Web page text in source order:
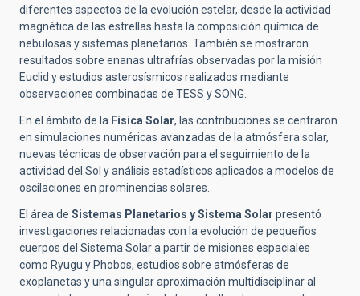
diferentes aspectos de la evolución estelar, desde la actividad
magnética de las estrellas hasta la composición química de
nebulosas y sistemas planetarios. También se mostraron
resultados sobre enanas ultrafrías observadas por la misión
Euclid y estudios asterosísmicos realizados mediante
observaciones combinadas de TESS y SONG.
En el ámbito de la Física Solar, las contribuciones se centraron
en simulaciones numéricas avanzadas de la atmósfera solar,
nuevas técnicas de observación para el seguimiento de la
actividad del Sol y análisis estadísticos aplicados a modelos de
oscilaciones en prominencias solares.
El área de Sistemas Planetarios y Sistema Solar presentó
investigaciones relacionadas con la evolución de pequeños
cuerpos del Sistema Solar a partir de misiones espaciales
como Ryugu y Phobos, estudios sobre atmósferas de
exoplanetas y una singular aproximación multidisciplinar al